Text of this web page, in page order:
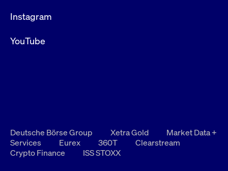
Instagram
YouTube
Deutsche Börse Group Xetra Gold
Market Data +
Services
Eurex 360T
Clearstream
Crypto Finance
ISS STOXX